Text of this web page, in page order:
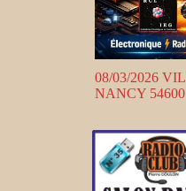
08/03/2026
NANCY 54600